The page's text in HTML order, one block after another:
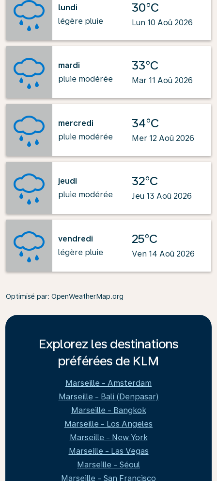
lundi
légère pluie
30°C
Lun 10 Aoû 2026
mardi
pluie modérée
33°C
Mar 11 Aoû 2026
mercredi
pluie modérée
34°C
Mer 12 Aoû 2026
jeudi
pluie modérée
32°C
Jeu 13 Aoû 2026
vendredi
légère pluie
25°C
Ven 14 Aoû 2026
Optimisé par: OpenWeatherMap.org
Explorez les destinations
préférées de KLM
Marseille - Amsterdam
Marseille - Bali (Denpasar)
Marseille - Bangkok
Marseille - Los Angeles
Marseille - New York
Marseille - Las Vegas
Marseille - Séoul
Marseille - San Francisco